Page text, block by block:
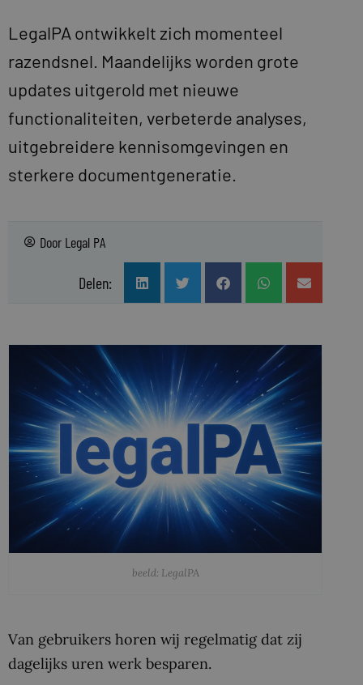
LegalPA ontwikkelt zich momenteel
razendsnel. Maandelijks worden grote
updates uitgerold met nieuwe
functionaliteiten, verbeterde analyses,
uitgebreidere kennisomgevingen en
sterkere documentgeneratie.
Door Legal PA
Delen:
beeld: LegalPA
Van gebruikers horen wij regelmatig dat zij
dagelijks uren werk besparen.